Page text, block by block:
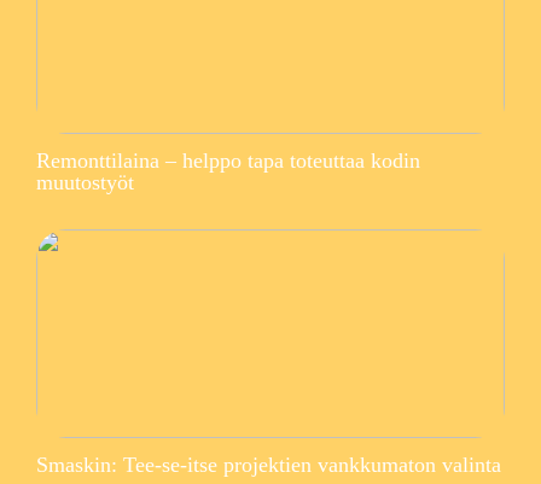
Remonttilaina – helppo tapa toteuttaa kodin
muutostyöt
Smaskin: Tee-se-itse projektien vankkumaton valinta